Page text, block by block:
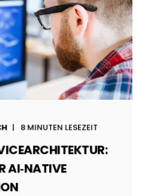
8 MINUTEN LESEZEIT
AI‑NATIVE